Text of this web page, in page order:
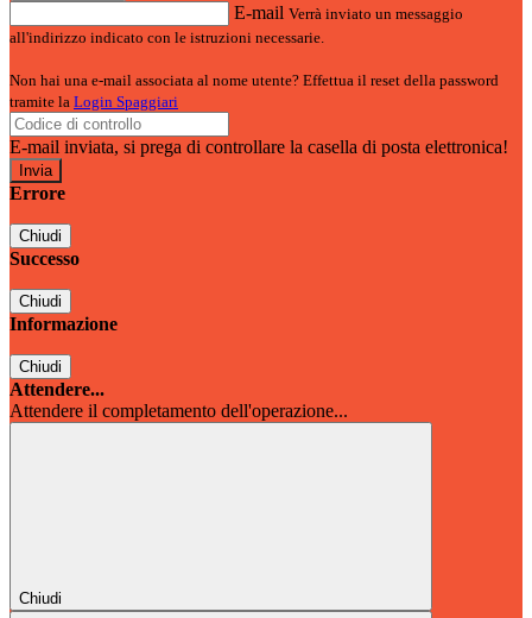
E-mail Verrà inviato un messaggio
all'indirizzo indicato con le istruzioni necessarie.
Non hai una e-mail associata al nome utente? Effettua il reset della password
tramite la Login Spaggiari
E-mail inviata, si prega di controllare la casella di posta elettronica!
Errore
Chiudi
Successo
Chiudi
Informazione
Chiudi
Attendere...
Attendere il completamento dell'operazione...
Chiudi